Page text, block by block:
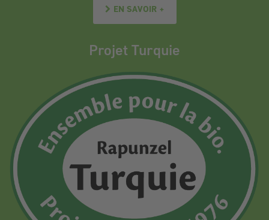
EN SAVOIR +
Projet Turquie